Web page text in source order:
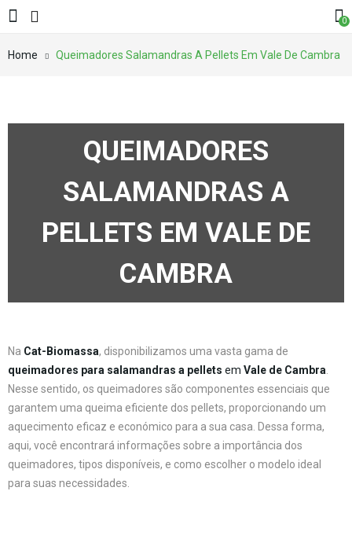
0
Home Queimadores Salamandras A Pellets Em Vale De Cambra
QUEIMADORES
SALAMANDRAS A
PELLETS EM VALE DE
CAMBRA
Na Cat-Biomassa, disponibilizamos uma vasta gama de
queimadores para salamandras a pellets em Vale de Cambra
Nesse sentido, os queimadores são componentes essenciais que
garantem uma queima eficiente dos pellets, proporcionando um
aquecimento eficaz e económico para a sua casa. Dessa forma,
aqui, você encontrará informações sobre a importância dos
queimadores, tipos disponíveis, e como escolher o modelo ideal
para suas necessidades.